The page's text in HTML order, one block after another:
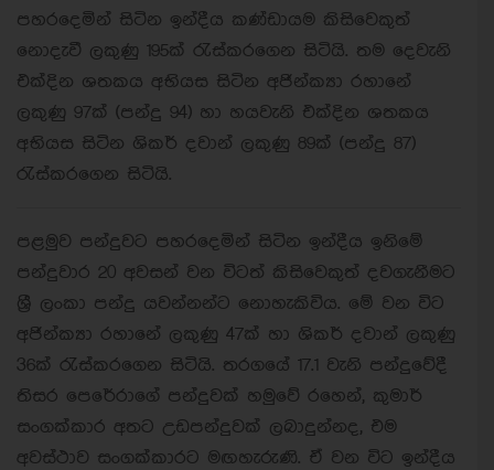
පහරදෙමින් සිටින ඉන්දීය කණ්ඩායම කිසිවෙකුත්
නොදැවී ලකුණු 195ක් රැස්කරගෙන සිටියි. තම දෙවැනි
එක්දින ශතකය අභියස සිටින අජින්ක්‍යා රහානේ
ලකුණු 97ක් (පන්දු 94) හා හයවැනි එක්දින ශතකය
අභියස සිටින ශිකර් දවාන් ලකුණු 89ක් (පන්දු 87)
රැස්කරගෙන සිටියි.
පළමුව පන්දුවට පහරදෙමින් සිටින ඉන්දීය ඉනිමේ
පන්දුවාර 20 අවසන් වන විටත් කිසිවෙකුත් දවගැනීමට
ශ්‍රී ලංකා පන්දු යවන්නන්ට නොහැකිවිය. මේ වන විට
අජින්ක්‍යා රහානේ ලකුණු 47ක් හා ශිකර් දවාන් ලකුණු
36ක් රැස්කරගෙන සිටියි. තරගයේ 17.1 වැනි පන්දුවේදී
තිසර පෙරේරාගේ පන්දුවක් හමුවේ රහෙන්, කුමාර්
සංගක්කාර අතට උඩපන්දුවක් ලබාදුන්නද, එම
අවස්ථාව සංගක්කාරට මඟහැරුණි. ඒ වන විට ඉන්දීය